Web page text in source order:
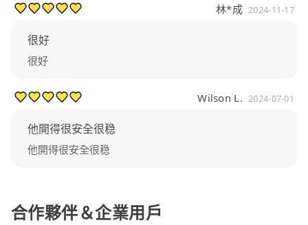
林*成 2024-11-17
很好
很好
Wilson L. 2024-07-01
他開得很安全很稳
他開得很安全很稳
合作夥伴＆企業用戶